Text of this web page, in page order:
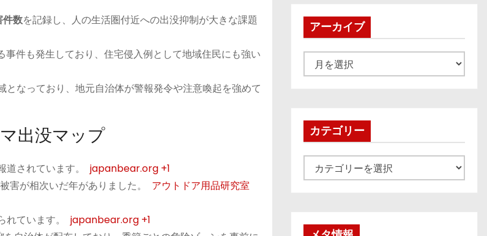
件数を記録し、人の生活圏付近への出没抑制が大きな課題
事件も発生しており、住宅侵入例として地域住民にも強い
となっており、地元自治体が警報発令や注意喚起を強めて
出没マップ
されています。 japanbear.org +1
が相次いだ年がありました。
アウトドア用品研究室
ています。
japanbear.org +1
アーカイブ
ー
ブカテゴリー
テ